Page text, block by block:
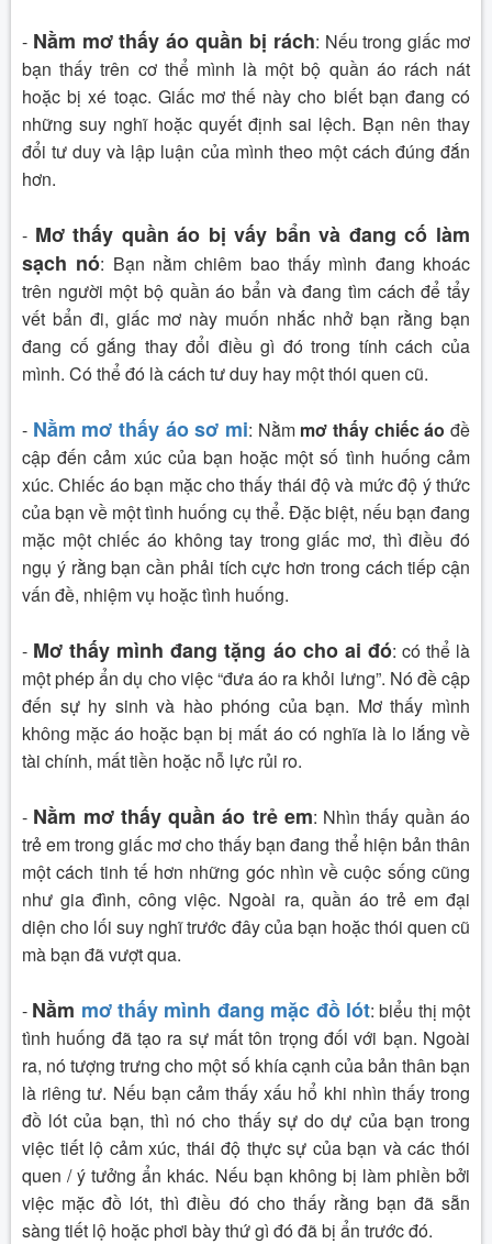
- Nằm mơ thấy áo quần bị rách: Nếu trong giấc mơ
bạn thấy trên cơ thể mình là một bộ quần áo rách nát
hoặc bị xé toạc. Giấc mơ thế này cho biết bạn đang có
những suy nghĩ hoặc quyết định sai lệch. Bạn nên thay
đổi tư duy và lập luận của mình theo một cách đúng đắn
hơn.
- Mơ thấy quần áo bị vấy bẩn và đang cố làm
sạch nó: Bạn nằm chiêm bao thấy mình đang khoác
trên người một bộ quần áo bẩn và đang tìm cách để tẩy
vết bẩn đi, giấc mơ này muốn nhắc nhở bạn rằng bạn
đang cố gắng thay đổi điều gì đó trong tính cách của
mình. Có thể đó là cách tư duy hay một thói quen cũ.
- Nằm mơ thấy áo sơ mi: Nằm mơ thấy chiếc áo đề
cập đến cảm xúc của bạn hoặc một số tình huống cảm
xúc. Chiếc áo bạn mặc cho thấy thái độ và mức độ ý thức
của bạn về một tình huống cụ thể. Đặc biệt, nếu bạn đang
mặc một chiếc áo không tay trong giấc mơ, thì điều đó
ngụ ý rằng bạn cần phải tích cực hơn trong cách tiếp cận
vấn đề, nhiệm vụ hoặc tình huống.
- Mơ thấy mình đang tặng áo cho ai đó: có thể là
một phép ẩn dụ cho việc “đưa áo ra khỏi lưng”. Nó đề cập
đến sự hy sinh và hào phóng của bạn. Mơ thấy mình
không mặc áo hoặc bạn bị mất áo có nghĩa là lo lắng về
tài chính, mất tiền hoặc nỗ lực rủi ro.
- Nằm mơ thấy quần áo trẻ em: Nhìn thấy quần áo
trẻ em trong giấc mơ cho thấy bạn đang thể hiện bản thân
một cách tinh tế hơn những góc nhìn về cuộc sống cũng
như gia đình, công việc. Ngoài ra, quần áo trẻ em đại
diện cho lối suy nghĩ trước đây của bạn hoặc thói quen cũ
mà bạn đã vượt qua.
- Nằm mơ thấy mình đang mặc đồ lót: biểu thị một
tình huống đã tạo ra sự mất tôn trọng đối với bạn. Ngoài
ra, nó tượng trưng cho một số khía cạnh của bản thân bạn
là riêng tư. Nếu bạn cảm thấy xấu hổ khi nhìn thấy trong
đồ lót của bạn, thì nó cho thấy sự do dự của bạn trong
việc tiết lộ cảm xúc, thái độ thực sự của bạn và các thói
quen / ý tưởng ẩn khác. Nếu bạn không bị làm phiền bởi
việc mặc đồ lót, thì điều đó cho thấy rằng bạn đã sẵn
sàng tiết lộ hoặc phơi bày thứ gì đó đã bị ẩn trước đó.